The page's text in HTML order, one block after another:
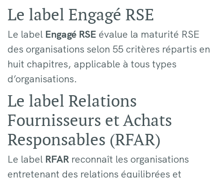
Le label Engagé RSE
Le label Engagé RSE évalue la maturité RSE
des organisations selon 55 critères répartis en
huit chapitres, applicable à tous types
d’organisations.
Le label Relations
Fournisseurs et Achats
Responsables (RFAR)
Le label RFAR reconnaît les organisations
entretenant des relations équilibrées et